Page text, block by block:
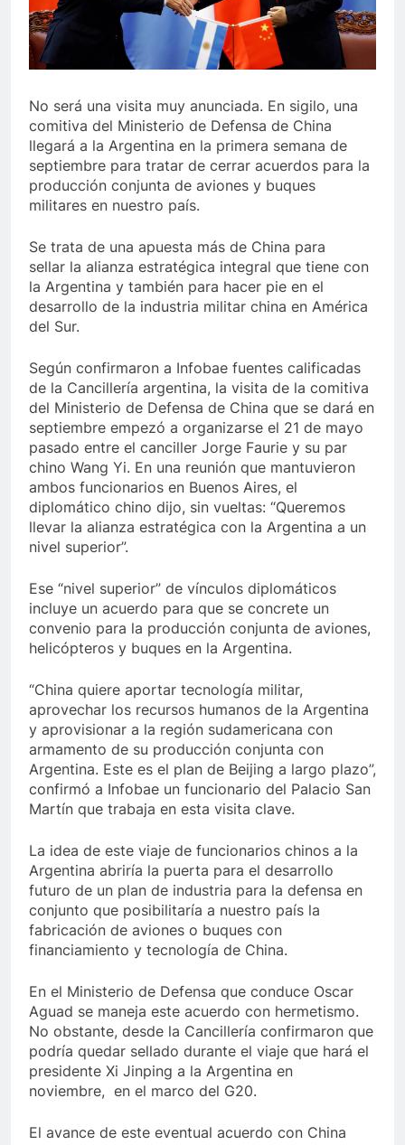
No será una visita muy anunciada. En sigilo, una
comitiva del Ministerio de Defensa de China
llegará a la Argentina en la primera semana de
septiembre para tratar de cerrar acuerdos para la
producción conjunta de aviones y buques
militares en nuestro país.
Se trata de una apuesta más de China para
sellar la alianza estratégica integral que tiene con
la Argentina y también para hacer pie en el
desarrollo de la industria militar china en América
del Sur.
Según confirmaron a Infobae fuentes calificadas
de la Cancillería argentina, la visita de la comitiva
del Ministerio de Defensa de China que se dará en
septiembre empezó a organizarse el 21 de mayo
pasado entre el canciller Jorge Faurie y su par
chino Wang Yi. En una reunión que mantuvieron
ambos funcionarios en Buenos Aires, el
diplomático chino dijo, sin vueltas: “Queremos
llevar la alianza estratégica con la Argentina a un
nivel superior”.
Ese “nivel superior” de vínculos diplomáticos
incluye un acuerdo para que se concrete un
convenio para la producción conjunta de aviones,
helicópteros y buques en la Argentina.
“China quiere aportar tecnología militar,
aprovechar los recursos humanos de la Argentina
y aprovisionar a la región sudamericana con
armamento de su producción conjunta con
Argentina. Este es el plan de Beijing a largo plazo”,
confirmó a Infobae un funcionario del Palacio San
Martín que trabaja en esta visita clave.
La idea de este viaje de funcionarios chinos a la
Argentina abriría la puerta para el desarrollo
futuro de un plan de industria para la defensa en
conjunto que posibilitaría a nuestro país la
fabricación de aviones o buques con
financiamiento y tecnología de China.
En el Ministerio de Defensa que conduce Oscar
Aguad se maneja este acuerdo con hermetismo.
No obstante, desde la Cancillería confirmaron que
podría quedar sellado durante el viaje que hará el
presidente Xi Jinping a la Argentina en
noviembre, en el marco del G20.
El avance de este eventual acuerdo con China